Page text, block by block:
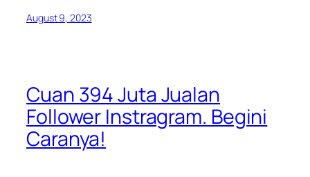
August 9, 2023
Cuan 394 Juta Jualan
Follower Instragram. Begini
Caranya!